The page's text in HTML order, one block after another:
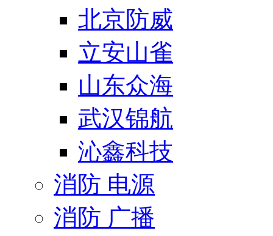
北京防威
立安山雀
山东众海
武汉锦航
沁鑫科技
消防 电源
消防 广播